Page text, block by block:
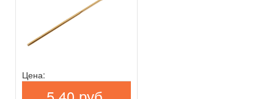
Цена: